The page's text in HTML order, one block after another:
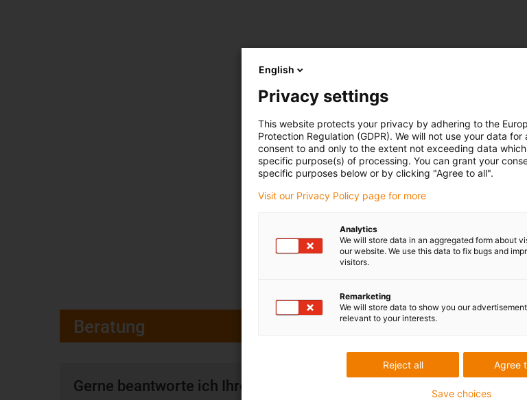
Beratung
Gerne beantworte ich Ihre Fragen auch persönlich
English
Privacy settings
This website protects your privacy by adhering to the
Protection Regulation (GDPR). We will not use your data
consent to and only to the extent not exceeding data
specific purpose(s) of processing. You can grant your
specific purposes below or by clicking "Agree to all".
Visit our Privacy Policy page for more
Analytics
We will store data in an aggregated form about
our website. We use this data to fix bugs and
visitors.
Remarketing
We will store data to show you our
relevant to your interests.
Agree
Reject all
Save choices